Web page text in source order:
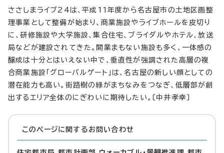
ささしまライブ24は、平成11年度から名古屋市の土地区画整
理事業として整備が始まり、商業施設やライブホールを皮切り
に、研修施設や大学施設、集合住宅、ブライダルやホテル、放送
局などが建設されてきた。開業まもない施設も多く、一体感の
醸成は十分とはいえない中で、垂直性が強調された高層の複
合商業施設「グローバルゲート」は、名古屋の新しい顔としての
潜在能力も高い。街路樹の緑がまちなみをつなぎ、低層部が創
出するエリア全体のにぎわいに期待したい。〔中井孝幸〕
このページに関する お問い合わせ